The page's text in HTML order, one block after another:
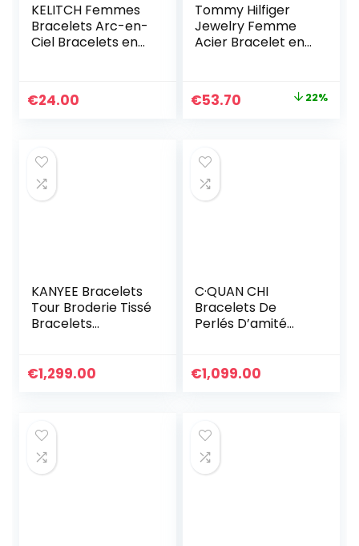
KELITCH Femmes
Bracelets Arc-en-
Ciel Bracelets en
Colorés Fait À La
Main Bijoux
€24.00
Tommy Hilfiger
Jewelry Femme
Acier Bracelet en
Le
était :
€69.00.
€53.70 22%
KANYEE Bracelets
Tour Broderie Tissé
Bracelets
Charm D’amitié
€1,299.00
C·QUAN CHI
Bracelets De
Perlés D’amité
Lettre Bracelets
Charm De Mode
Pour Les Filles
€1,099.00